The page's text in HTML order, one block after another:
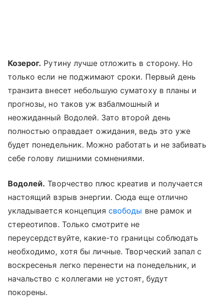
Козерог. Рутину лучше отложить в сторону. Но
только если не поджимают сроки. Первый день
транзита внесет небольшую суматоху в планы и
прогнозы, но таков уж взбалмошный и
неожиданный Водолей. Зато второй день
полностью оправдает ожидания, ведь это уже
будет понедельник. Можно работать и не забивать
себе голову лишними сомнениями.
Водолей. Творчество плюс креатив и получается
настоящий взрыв энергии. Сюда еще отлично
укладывается концепциясвободы вне рамок и
стереотипов. Только смотрите не
переусердствуйте, какие-то границы соблюдать
необходимо, хотя бы личные. Творческий запал с
воскресенья легко перенести на понедельник, и
начальство с коллегами не устоят, будут
покорены.